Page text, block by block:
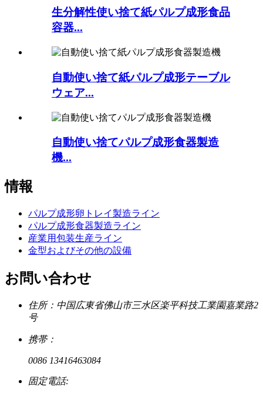
生分解性使い捨て紙パルプ成形食品
容器...
自動使い捨て紙パルプ成形テーブル
ウェア...
自動使い捨てパルプ成形食器製造
機...
情報
パルプ成形卵トレイ製造ライン
パルプ成形食器製造ライン
産業用包装生産ライン
金型およびその他の設備
お問い合わせ
住所：中国広東省佛山市三水区楽平科技工業園嘉業路2
号
携帯：
0086 13416463084
固定電話: